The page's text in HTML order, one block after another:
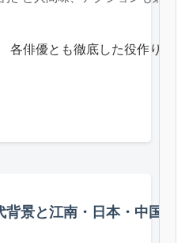
俳優とも徹底した役作りで実
背景と江南・日本・中国と